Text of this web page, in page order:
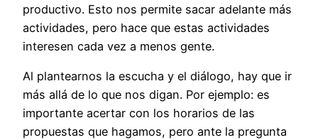
productivo. Esto nos permite sacar adelante más
actividades, pero hace que estas actividades
interesen cada vez a menos gente.
Al plantearnos la escucha y el diálogo, hay que ir
más allá de lo que nos digan. Por ejemplo: es
importante acertar con los horarios de las
propuestas que hagamos, pero ante la pregunta